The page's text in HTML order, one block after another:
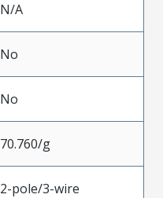
N/A
No
No
70.760/g
2-pole/3-wire